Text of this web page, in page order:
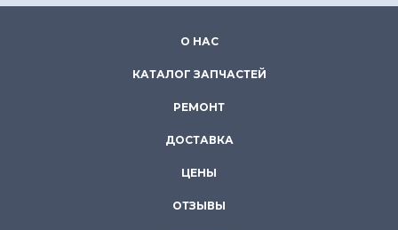
О НАС
КАТАЛОГ ЗАПЧАСТЕЙ
РЕМОНТ
ДОСТАВКА
ЦЕНЫ
ОТЗЫВЫ